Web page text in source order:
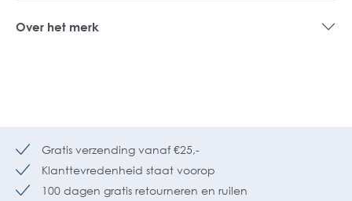
Over het merk
Gratis verzending vanaf €25,-
Klanttevredenheid staat voorop
100 dagen gratis retourneren en ruilen